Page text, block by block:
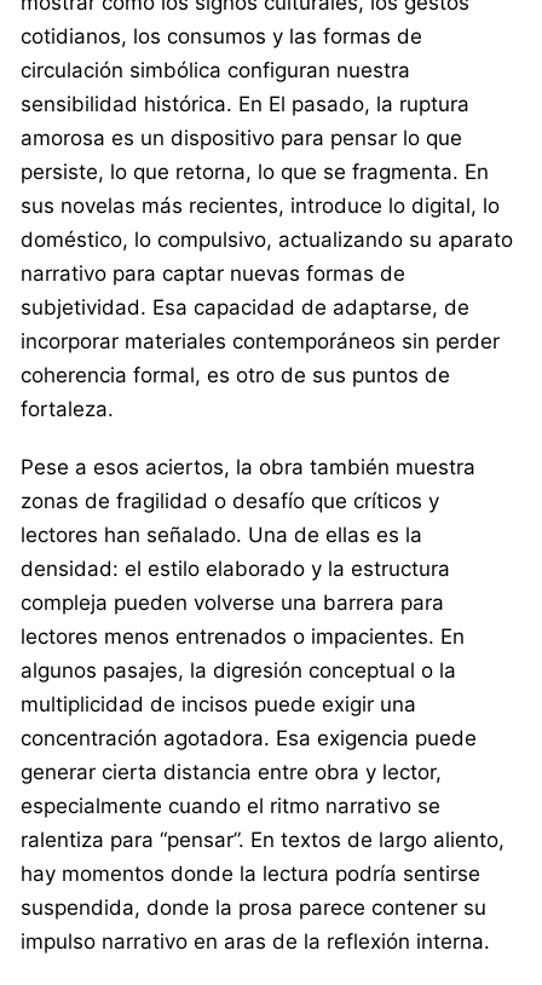
cotidianos, los consumos y las formas de
circulación simbólica configuran nuestra
sensibilidad histórica. En El pasado, la ruptura
amorosa es un dispositivo para pensar lo que
persiste, lo que retorna, lo que se fragmenta. En
sus novelas más recientes, introduce lo digital, lo
doméstico, lo compulsivo, actualizando su aparato
narrativo para captar nuevas formas de
subjetividad. Esa capacidad de adaptarse, de
incorporar materiales contemporáneos sin perder
coherencia formal, es otro de sus puntos de
fortaleza.
Pese a esos aciertos, la obra también muestra
zonas de fragilidad o desafío que críticos y
lectores han señalado. Una de ellas es la
densidad: el estilo elaborado y la estructura
compleja pueden volverse una barrera para
lectores menos entrenados o impacientes. En
algunos pasajes, la digresión conceptual o la
multiplicidad de incisos puede exigir una
concentración agotadora. Esa exigencia puede
generar cierta distancia entre obra y lector,
especialmente cuando el ritmo narrativo se
ralentiza para “pensar”. En textos de largo aliento,
hay momentos donde la lectura podría sentirse
suspendida, donde la prosa parece contener su
impulso narrativo en aras de la reflexión interna.